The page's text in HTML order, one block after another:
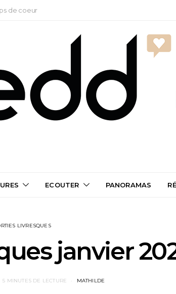
de coeur
ECOUTER PANORAMAS
LIVRESQUES
janvier
5 MINUTES DE LECTURE MATHILDE